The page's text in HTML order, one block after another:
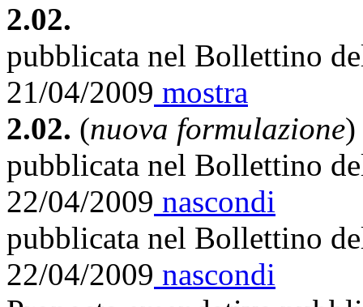
2.02.
pubblicata nel Bollettino
21/04/2009 mostra
2.02. (nuova formulazione)
pubblicata nel Bollettino
22/04/2009 nascondi
pubblicata nel Bollettino
22/04/2009 nascondi